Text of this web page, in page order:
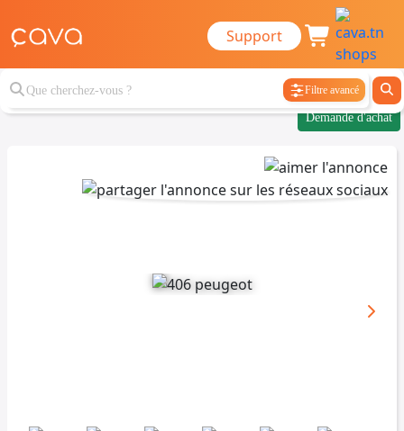
Support
Filtre avancé
Demande d'achat